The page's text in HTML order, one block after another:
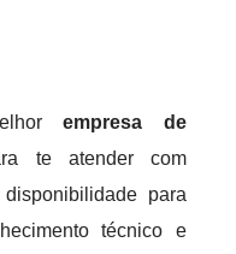
empresa de
te atender com
para
técnico e